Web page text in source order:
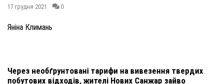
17 грудня 2021 0
Яніна Климань
Через необґрунтовані тарифи на вивезення твердих
побутових відходів, жителі Нових Санжар зайво